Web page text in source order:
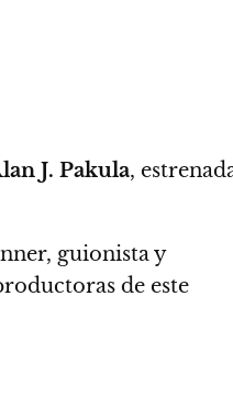
J. Pakula,
guionista y
de este